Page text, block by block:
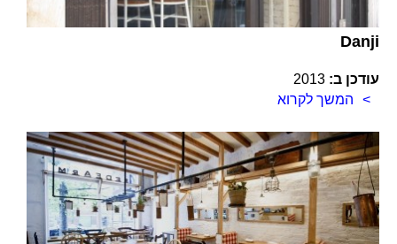
Danji
עודכן ב: 2013
המשך לקרוא